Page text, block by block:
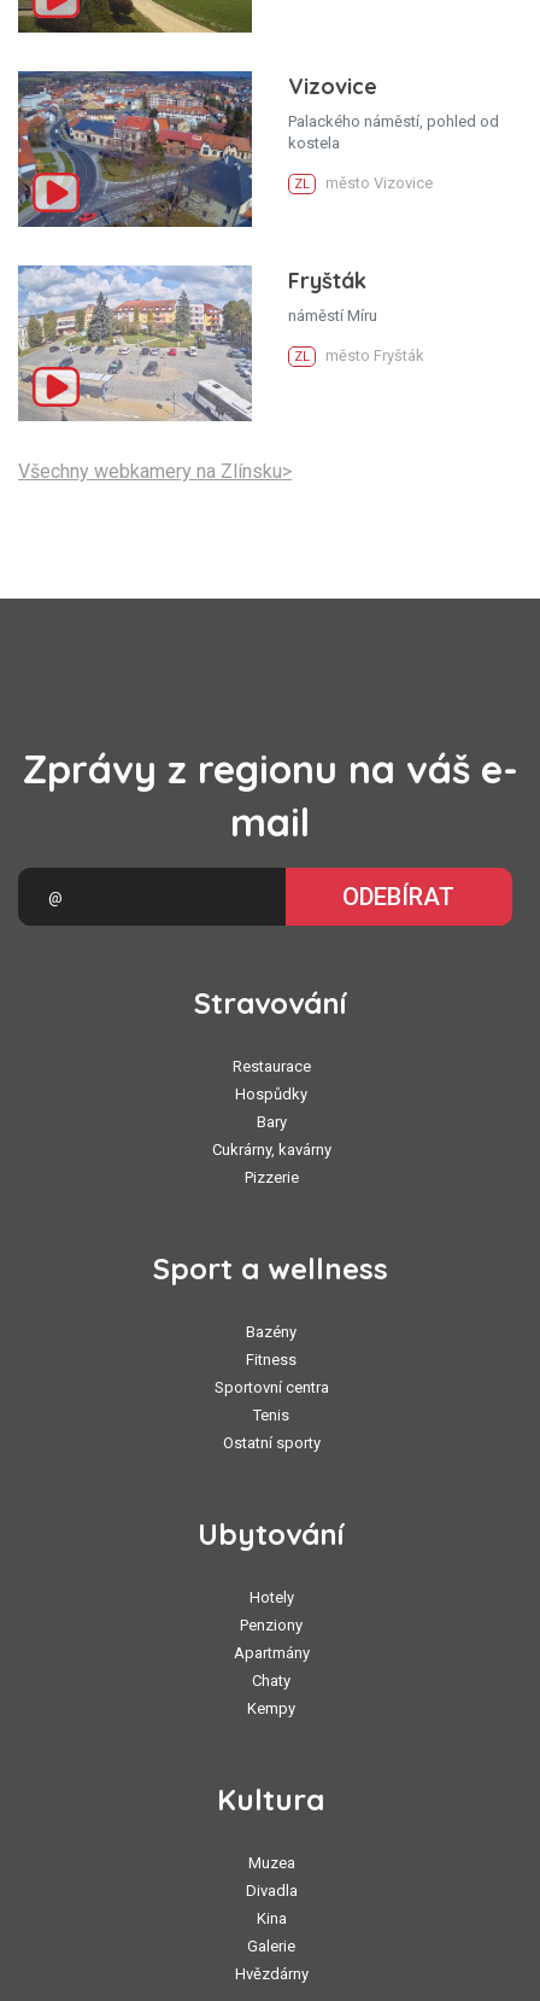
Vizovice
Palackého náměstí, pohled od
kostela
ZL město Vizovice
Fryšták
náměstí Míru
ZL město Fryšták
Všechny webkamery na Zlínsku>
Zprávy z regionu na váš e-
mail
ODEBÍRAT
Stravování
Restaurace
Hospůdky
Bary
Cukrárny, kavárny
Pizzerie
Sport a wellness
Bazény
Fitness
Sportovní centra
Tenis
Ostatní sporty
Ubytování
Hotely
Penziony
Apartmány
Chaty
Kempy
Kultura
Muzea
Divadla
Kina
Galerie
Hvězdárny